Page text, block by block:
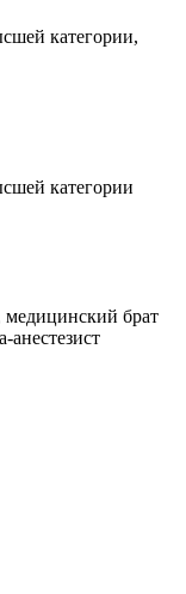
категории,
категории
медицинский брат
анестезист